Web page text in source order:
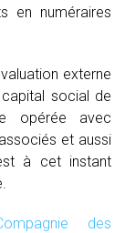
en numéraires
externe
social de
opérée avec
et aussi
à cet instant
des